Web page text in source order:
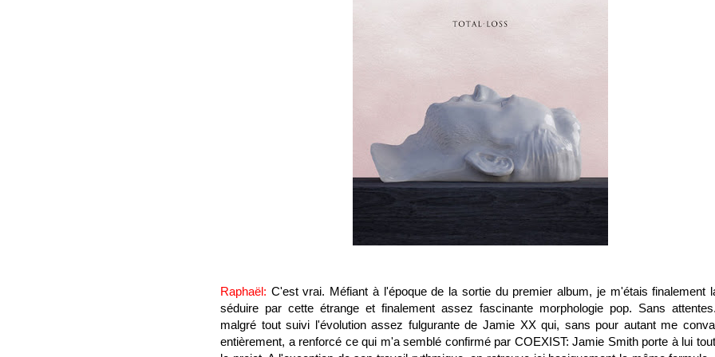
Raphaël: C'est vrai. Méfiant à l'époque de la sortie du premier album, je m'étais finalement
séduire par cette étrange et finalement assez fascinante morphologie pop. Sans
malgré tout suivi l'évolution assez fulgurante de Jamie XX qui, sans pour autant me
entièrement, a renforcé ce qui m'a semblé confirmé par COEXIST: Jamie Smith porte à lui